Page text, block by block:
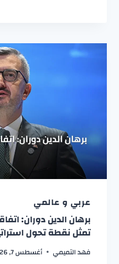
عربي و عالمي
برهان الدين دوران:
تمثل نقطة تحول
فهد التميمي أغسطس 7, 2026